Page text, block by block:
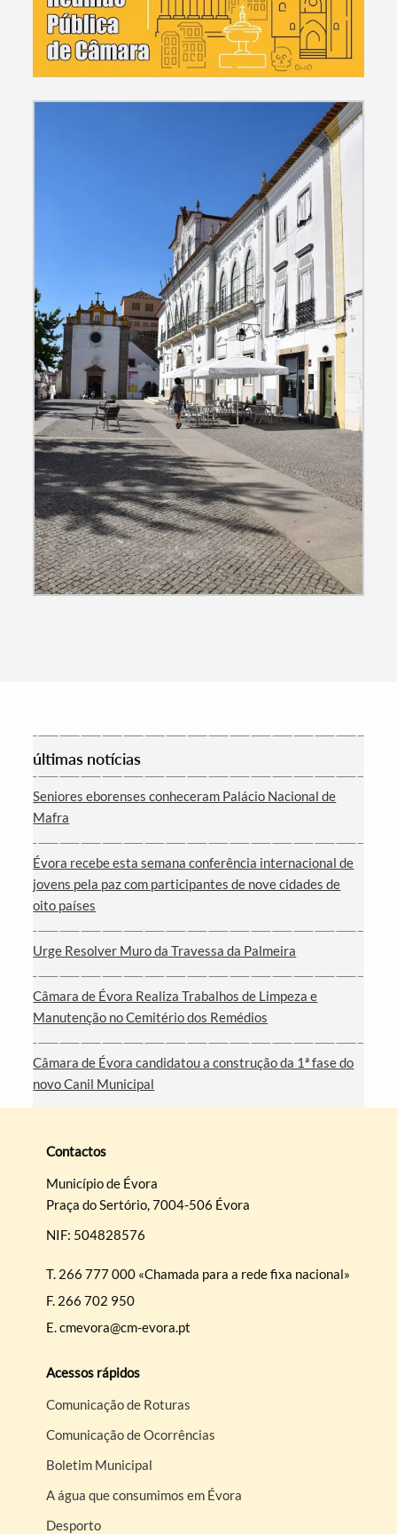
Termo de Pesquisa
Categorias gerais
Filtros
últimas notícias
Seniores eborenses conheceram Palácio Nacional de
Mafra
Évora recebe esta semana conferência internacional de
jovens pela paz com participantes de nove cidades de
oito países
Urge Resolver Muro da Travessa da Palmeira
Câmara de Évora Realiza Trabalhos de Limpeza e
Manutenção no Cemitério dos Remédios
Câmara de Évora candidatou a construção da 1ª fase do
novo Canil Municipal
Contactos
Município de Évora
Praça do Sertório, 7004-506 Évora
NIF: 504828576
T. 266 777 000 «Chamada para a rede fixa nacional»
F. 266 702 950
E.cmevora@cm-evora.pt
Acessos rápidos
Comunicação de Roturas
Comunicação de Ocorrências
Boletim Municipal
A água que consumimos em Évora
Desporto